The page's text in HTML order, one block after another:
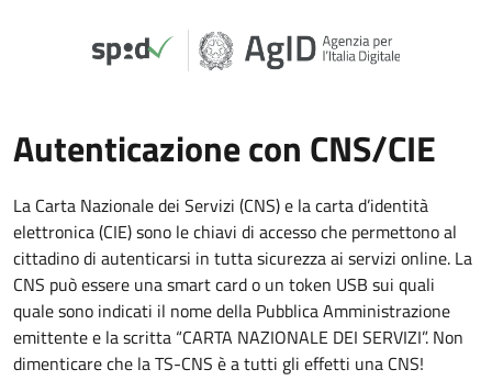
Autenticazione con CNS/CIE
La Carta Nazionale dei Servizi (CNS) e la carta d’identità
elettronica (CIE) sono le chiavi di accesso che permettono al
cittadino di autenticarsi in tutta sicurezza ai servizi online. La
CNS può essere una smart card o un token USB sui quali
quale sono indicati il nome della Pubblica Amministrazione
emittente e la scritta “CARTA NAZIONALE DEI SERVIZI”. Non
dimenticare che la TS-CNS è a tutti gli effetti una CNS!